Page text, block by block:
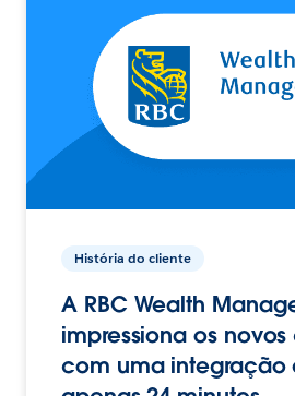
História do cliente
A RBC Wealth
impressiona os
com uma integração